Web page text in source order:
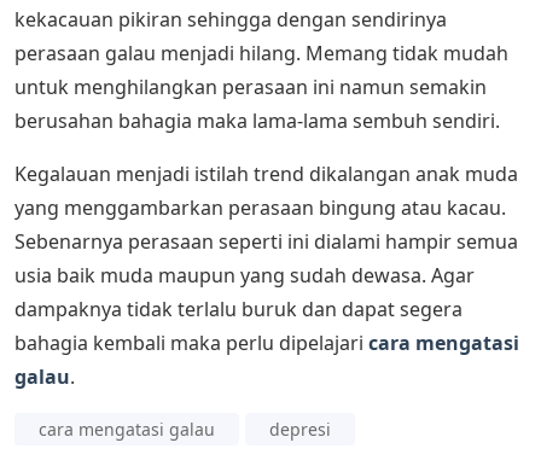
kekacauan pikiran sehingga dengan sendirinya
perasaan galau menjadi hilang. Memang tidak mudah
untuk menghilangkan perasaan ini namun semakin
berusahan bahagia maka lama-lama sembuh sendiri.
Kegalauan menjadi istilah trend dikalangan anak muda
yang menggambarkan perasaan bingung atau kacau.
Sebenarnya perasaan seperti ini dialami hampir semua
usia baik muda maupun yang sudah dewasa. Agar
dampaknya tidak terlalu buruk dan dapat segera
bahagia kembali maka perlu dipelajari cara mengatasi
galau.
cara mengatasi galau depresi